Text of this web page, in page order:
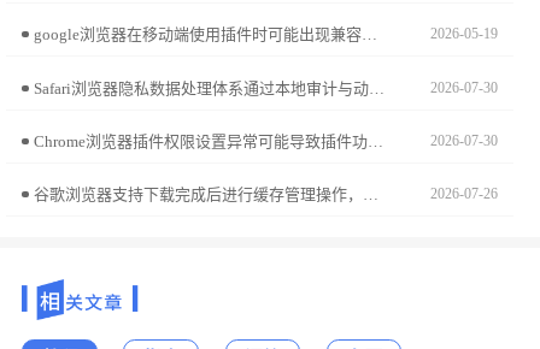
google浏览器在移动端使用插件时可能出现兼容性问题，本文深入分析常见冲突原因，并提供优化和解决经验，帮助用户保持浏览体验稳定顺畅。 2026-05-19
Safari浏览器隐私数据处理体系通过本地审计与动态隔离构建安全屏障。本文解析该架构的核心技术逻辑，带您深入理解苹果对跨站追踪行为的主动阻断防御体系。 2026-07-30
Chrome浏览器插件权限设置异常可能导致插件功能无法使用。文章提供操作方法，帮助用户正确配置权限，保证插件正常运行，提高浏览器安全性。 2026-07-30
谷歌浏览器支持下载完成后进行缓存管理操作，提升网页加载速度。帮助用户优化浏览器性能和使用体验。 2026-07-26